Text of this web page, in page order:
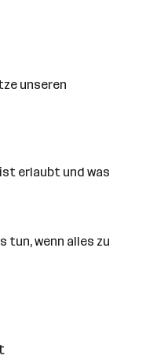
unseren
erlaubt und was
tun, wenn alles zu